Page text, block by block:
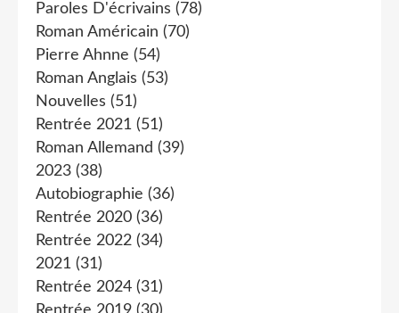
Paroles D'écrivains (78)
Roman Américain (70)
Pierre Ahnne (54)
Roman Anglais (53)
Nouvelles (51)
Rentrée 2021 (51)
Roman Allemand (39)
2023 (38)
Autobiographie (36)
Rentrée 2020 (36)
Rentrée 2022 (34)
2021 (31)
Rentrée 2024 (31)